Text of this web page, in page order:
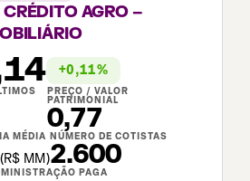
AGRO –
+0,11%
PREÇO / VALOR
PATRIMONIAL
0,77
MÉDIA
(R$ MM)
NÚMERO DE COTISTAS
2.600
PAGA